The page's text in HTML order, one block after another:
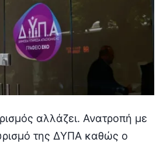
αλλάζει. Ανατροπή με
της ΔΥΠΑ καθώς ο